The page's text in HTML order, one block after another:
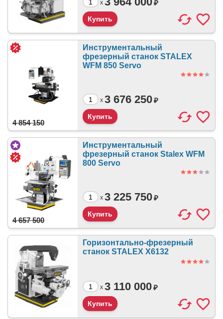
x ₽
Инструментальный
фрезерный станок STALEX
WFM 850 Servo
x
4 854 150
3 676 250₽
Инструментальный
фрезерный станок Stalex WFM
800 Servo
x
4 657 500
3 225 750₽
Горизонтально-фрезерный
станок STALEX X6132
x 3 110 000₽